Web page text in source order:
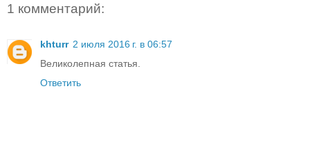
1 комментарий:
khturr 2 июля 2016 г. в 06:57
Великолепная статья.
Ответить